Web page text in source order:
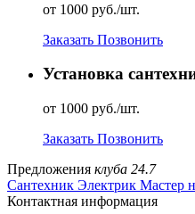
от 1000 руб./шт.
Заказать Позвонить
Установка
от 1000 руб./шт.
Заказать Позвонить
Предложения клуба 24.7
Сантехник Электрик Мастер
Контактная информация